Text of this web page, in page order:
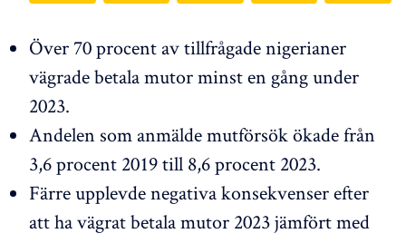
Över 70 procent av tillfrågade nigerianer
vägrade betala mutor minst en gång under
2023.
Andelen som anmälde mutförsök ökade från
3,6 procent 2019 till 8,6 procent 2023.
Färre upplevde negativa konsekvenser efter
att ha vägrat betala mutor 2023 jämfört med